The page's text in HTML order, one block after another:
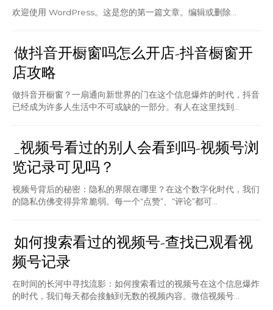
欢迎使用 WordPress。这是您的第一篇文章。编辑或删除…
做抖音开橱窗吗怎么开店-抖音橱窗开
店攻略
做抖音开橱窗？一扇通向新世界的门在这个信息爆炸的时代，抖音
已经成为许多人生活中不可或缺的一部分。有人在这里找到...
_视频号看过的别人会看到吗-视频号浏
览记录可见吗？
视频号背后的秘密：隐私的界限在哪里？在这个数字化时代，我们
的隐私仿佛变得异常脆弱。每一个“点赞”、“评论”都可...
如何搜索看过的视频号-查找已观看视
频号记录
在时间的长河中寻找流影：如何搜索看过的视频号在这个信息爆炸
的时代，我们每天都会接触到无数的视频内容。微信视频号...